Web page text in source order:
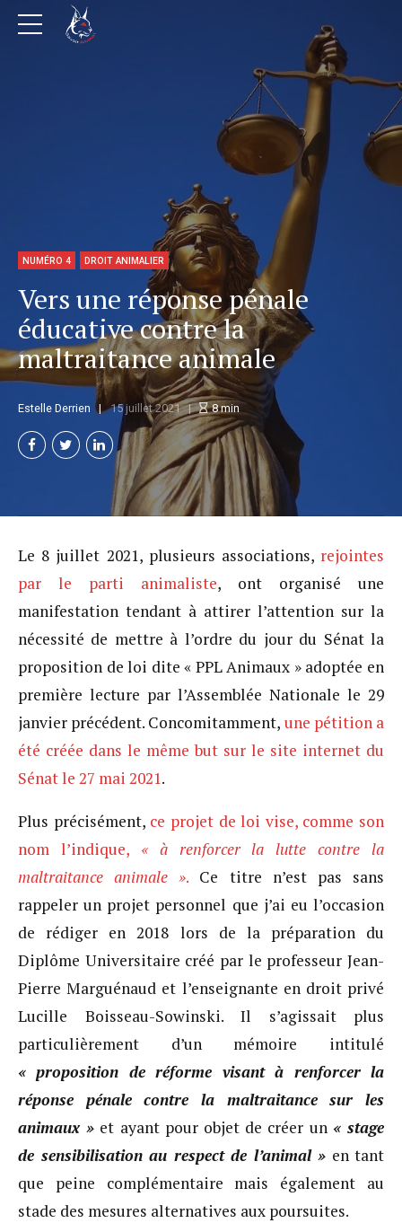
NUMÉRO 4 DROIT ANIMALIER
Vers une réponse pénale
éducative contre la
maltraitance animale
Estelle Derrien 15 juillet 2021 8min
Le 8 juillet 2021, plusieurs associations, rejointes
par le parti animaliste, ont organisé une
manifestation tendant à attirer l’attention sur la
nécessité de mettre à l’ordre du jour du Sénat la
proposition de loi dite « PPL Animaux » adoptée en
première lecture par l’Assemblée Nationale le 29
janvier précédent. Concomitamment, une pétition a
été créée dans le même but sur le site internet du
Sénat le 27 mai 2021.
Plus précisément, ce projet de loi vise, comme son
nom l’indique, « à renforcer la lutte contre la
maltraitance animale ». Ce titre n’est pas sans
rappeler un projet personnel que j’ai eu l’occasion
de rédiger en 2018 lors de la préparation du
Diplôme Universitaire créé par le professeur Jean-
Pierre Marguénaud et l’enseignante en droit privé
Lucille Boisseau-Sowinski. Il s’agissait plus
particulièrement d’un mémoire intitulé
« proposition de réforme visant à renforcer la
réponse pénale contre la maltraitance sur les
animaux » et ayant pour objet de créer un « stage
de sensibilisation au respect de l’animal » en tant
que peine complémentaire mais également au
stade des mesures alternatives aux poursuites.